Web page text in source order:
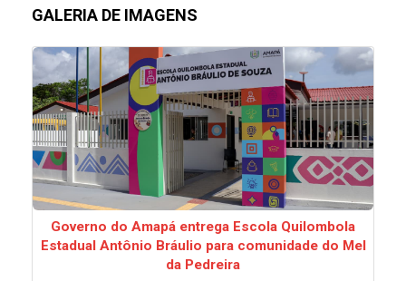
GALERIA DE IMAGENS
Governo do Amapá entrega Escola Quilombola
Estadual Antônio Bráulio para comunidade do Mel
da Pedreira